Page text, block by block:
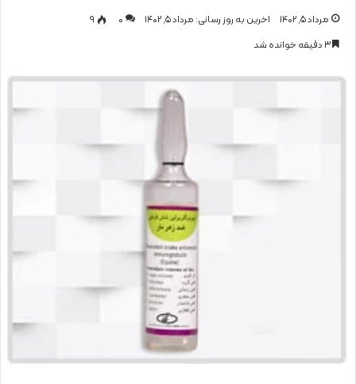
مرداد ۵, ۱۴۰۲ اخرین به روز رسانی: مرداد ۵, ۱۴۰۲ 0
۹